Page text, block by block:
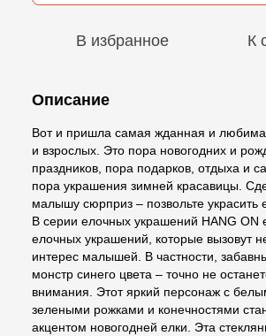
В избранное К
Описание
Вот и пришла самая жданная и
и взрослых. Это пора новогодних и
праздников, пора подарков, отдыха и
пора украшения зимней красавицы.
малышу сюрприз – позвольте украсить
В серии елочных украшений HANG ON
елочных украшений, которые вызовут
интерес малышей. В частности,
монстр синего цвета – точно не
внимания. Этот яркий персонаж с
зелеными рожками и конечностями
акцентом новогодней елки. Эта